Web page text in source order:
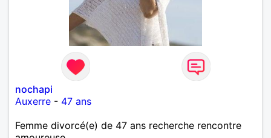
nochapi
Auxerre - 47 ans
Femme divorcé(e) de 47 ans recherche rencontre